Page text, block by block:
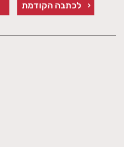
לכתבה הקודמת